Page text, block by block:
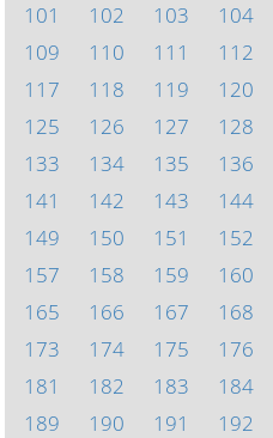
101
102 103 104
109
110 111 112
117
118 119 120
125
126 127 128
133
134 135 136
141
142 143 144
149
150 151 152
157
158 159 160
165
166 167 168
173
174 175 176
181
182 183 184
189
190 191 192